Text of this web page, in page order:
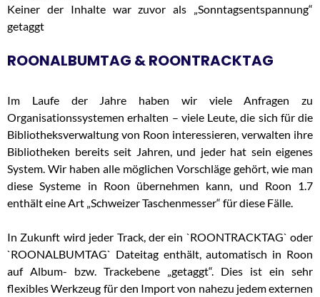
Keiner der Inhalte war zuvor als „Sonntagsentspannung“
getaggt
ROONALBUMTAG & ROONTRACKTAG
Im Laufe der Jahre haben wir viele Anfragen zu
Organisationssystemen erhalten – viele Leute, die sich für die
Bibliotheksverwaltung von Roon interessieren, verwalten ihre
Bibliotheken bereits seit Jahren, und jeder hat sein eigenes
System. Wir haben alle möglichen Vorschläge gehört, wie man
diese Systeme in Roon übernehmen kann, und Roon 1.7
enthält eine Art „Schweizer Taschenmesser“ für diese Fälle.
In Zukunft wird jeder Track, der ein `ROONTRACKTAG` oder
`ROONALBUMTAG` Dateitag enthält, automatisch in Roon
auf Album- bzw. Trackebene „getaggt“. Dies ist ein sehr
flexibles Werkzeug für den Import von nahezu jedem externen